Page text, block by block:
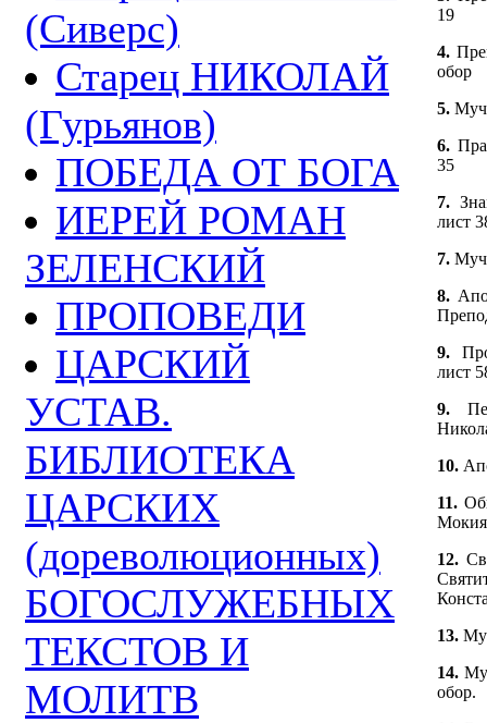
(Сиверс)
Старец НИКОЛАЙ
(Гурьянов)
ПОБЕДА ОТ БОГА
ИЕРЕЙ РОМАН
ЗЕЛЕНСКИЙ
ПРОПОВЕДИ
ЦАРСКИЙ
УСТАВ.
БИБЛИОТЕКА
ЦАРСКИХ
(дореволюционных)
БОГОСЛУЖЕБНЫХ
ТЕКСТОВ И
МОЛИТВ
19
4.
обор
5.
6.
35
7.
лист
7.
8.
9.
лист
9.
10.
11.
12.
13.
14.
обор.